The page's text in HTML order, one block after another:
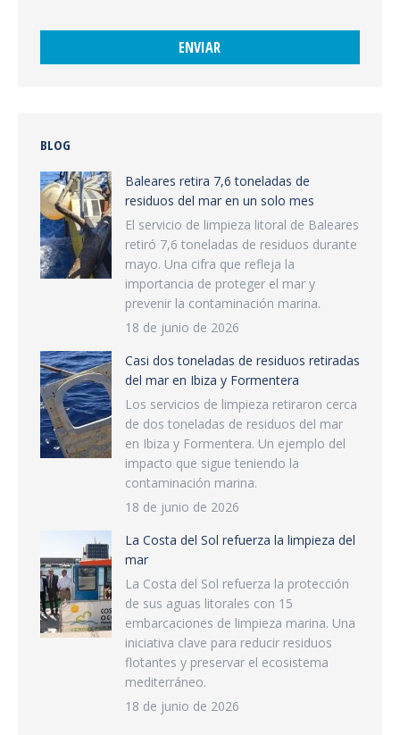
BLOG
Baleares retira 7,6 toneladas de
residuos del mar en un solo mes
El servicio de limpieza litoral de Baleares
retiró 7,6 toneladas de residuos durante
mayo. Una cifra que refleja la
importancia de proteger el mar y
prevenir la contaminación marina.
18 de junio de 2026
Casi dos toneladas de residuos retiradas
del mar en Ibiza y Formentera
Los servicios de limpieza retiraron cerca
de dos toneladas de residuos del mar
en Ibiza y Formentera. Un ejemplo del
impacto que sigue teniendo la
contaminación marina.
18 de junio de 2026
La Costa del Sol refuerza la limpieza del
mar
La Costa del Sol refuerza la protección
de sus aguas litorales con 15
embarcaciones de limpieza marina. Una
iniciativa clave para reducir residuos
flotantes y preservar el ecosistema
mediterráneo.
18 de junio de 2026